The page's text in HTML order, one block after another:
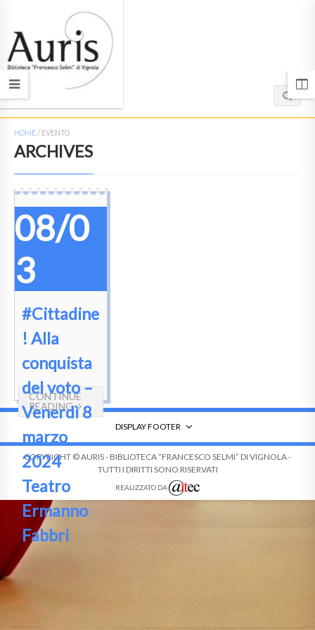
HOME/ EVENTO
ARCHIVES
08/0
3
#Cittadine
! Alla
conquista
del voto –
Venerdì 8
marzo
2024
Teatro
Ermanno
Fabbri
CONTINUE
READING
DISPLAY FOOTER
COPYRIGHT © AURIS - BIBLIOTECA “FRANCESCO SELMI” DI VIGNOLA -
TUTTI I DIRITTI SONO RISERVATI
REALIZZATO DA